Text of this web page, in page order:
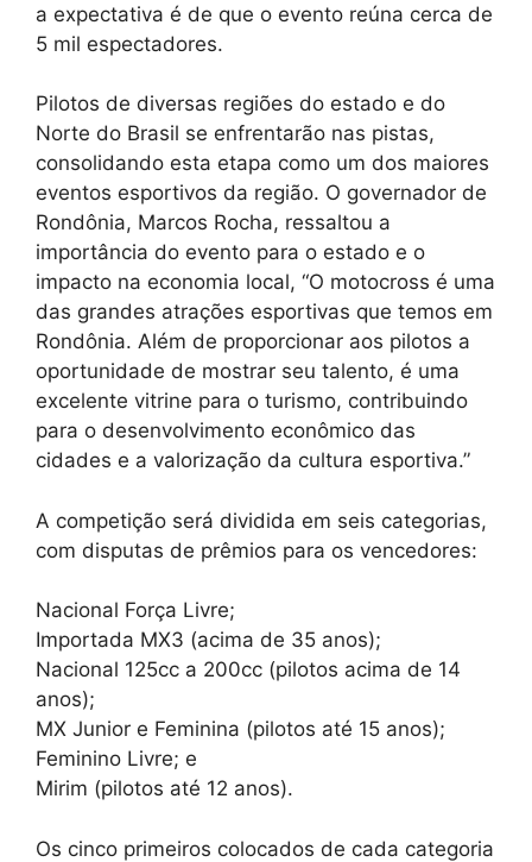
a expectativa é de que o evento reúna cerca de
5 mil espectadores.
Pilotos de diversas regiões do estado e do
Norte do Brasil se enfrentarão nas pistas,
consolidando esta etapa como um dos maiores
eventos esportivos da região. O governador de
Rondônia, Marcos Rocha, ressaltou a
importância do evento para o estado e o
impacto na economia local, “O motocross é uma
das grandes atrações esportivas que temos em
Rondônia. Além de proporcionar aos pilotos a
oportunidade de mostrar seu talento, é uma
excelente vitrine para o turismo, contribuindo
para o desenvolvimento econômico das
cidades e a valorização da cultura esportiva.”
A competição será dividida em seis categorias,
com disputas de prêmios para os vencedores:
Nacional Força Livre;
Importada MX3 (acima de 35 anos);
Nacional 125cc a 200cc (pilotos acima de 14
anos);
MX Junior e Feminina (pilotos até 15 anos);
Feminino Livre; e
Mirim (pilotos até 12 anos).
Os cinco primeiros colocados de cada categoria